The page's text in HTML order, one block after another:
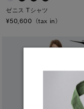
ゼニス Tシャツ
¥50,600（tax in）